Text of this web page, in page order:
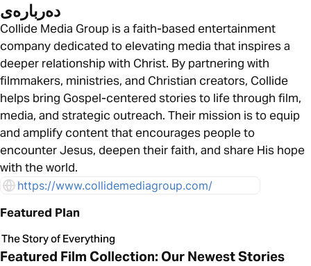
دەربارەی
Collide Media Group is a faith-based entertainment
company dedicated to elevating media that inspires a
deeper relationship with Christ. By partnering with
filmmakers, ministries, and Christian creators, Collide
helps bring Gospel-centered stories to life through film,
media, and strategic outreach. Their mission is to equip
and amplify content that encourages people to
encounter Jesus, deepen their faith, and share His hope
with the world.
https://www.collidemediagroup.com/
Featured Plan
The Story of Everything
Featured Film Collection: Our Newest Stories